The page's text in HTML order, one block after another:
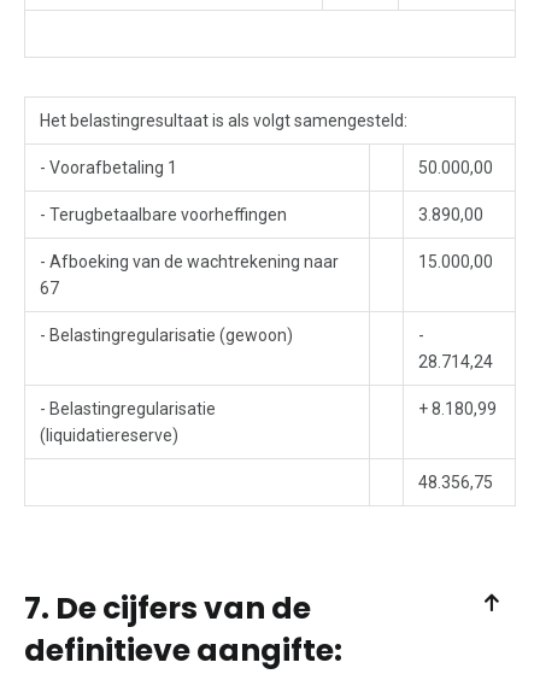
Het belastingresultaat is als volgt samengesteld:
- Voorafbetaling 1 50.000,00
- Terugbetaalbare voorheffingen 3.890,00
- Afboeking van de wachtrekening naar
67
15.000,00
- Belastingregularisatie (gewoon)
-
28.714,24
- Belastingregularisatie
(liquidatiereserve)
+ 8.180,99
48.356,75
7. De cijfers van de
definitieve aangifte: